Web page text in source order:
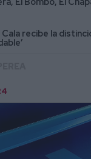
recibe la